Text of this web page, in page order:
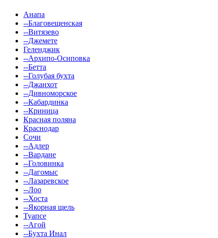
Анапа
--Благовещенская
--Витязево
--Джемете
Геленджик
--Архипо-Осиповка
--Бетта
--Голубая бухта
--Джанхот
--Дивноморское
--Кабардинка
--Криница
Красная поляна
Краснодар
Сочи
--Адлер
--Вардане
--Головинка
--Дагомыс
--Лазаревское
--Лоо
--Хоста
--Якорная щель
Туапсе
--Агой
--Бухта Инал